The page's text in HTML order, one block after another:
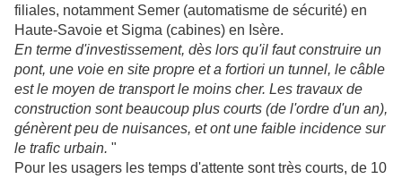
filiales, notamment Semer (automatisme de sécurité) en
Haute-Savoie et Sigma (cabines) en Isère.
En terme d'investissement, dès lors qu'il faut construire un
pont, une voie en site propre et a fortiori un tunnel, le câble
est le moyen de transport le moins cher. Les travaux de
construction sont beaucoup plus courts (de l'ordre d'un an),
génèrent peu de nuisances, et ont une faible incidence sur
le trafic urbain. "
Pour les usagers les temps d'attente sont très courts, de 10